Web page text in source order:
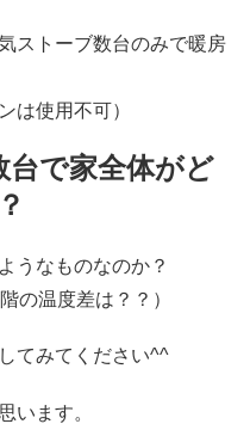
ストーブ数台のみで暖房
は使用不可）
台で家全体がど
うなものなのか？
の温度差は？？）
てみてください^^
います。